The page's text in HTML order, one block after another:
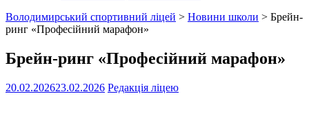
Володимирський спортивний ліцей > Новини школи > Брейн-
ринг «Професійний марафон»
Брейн-ринг «Професійний марафон»
20.02.202623.02.2026 Редакція ліцею